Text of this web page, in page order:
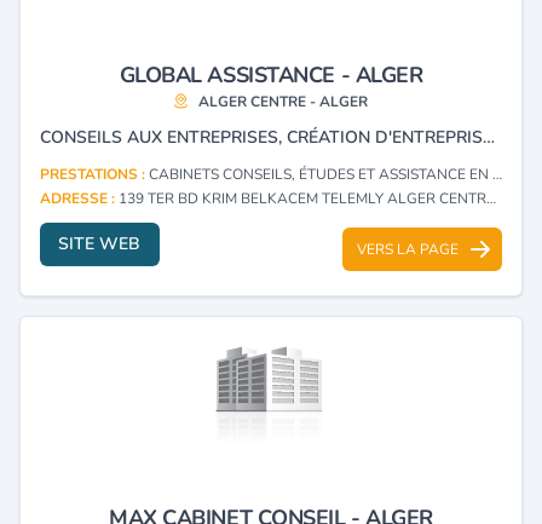
GLOBAL ASSISTANCE - ALGER
ALGER CENTRE - ALGER
CONSEILS AUX ENTREPRISES, CRÉATION D'ENTREPRISES, CONSEILS JURIDIQUES, ACCOMPAGNEMENT ET ASSISTANCE.
PRESTATIONS :CABINETS CONSEILS, ÉTUDES ET ASSISTANCE EN INVESTISSEMENT
ADRESSE : 139 TER BD KRIM BELKACEM TELEMLY ALGER CENTRE - ALGER
SITE WEB VERS LA PAGE
MAX CABINET CONSEIL - ALGER